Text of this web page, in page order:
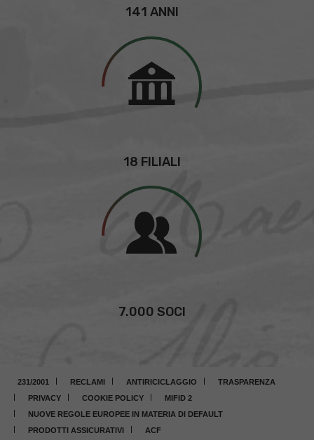
141 ANNI
18 FILIALI
7.000 SOCI
231/2001 RECLAMI ANTIRICICLAGGIO
TRASPARENZA
PRIVACY
COOKIE POLICY
MIFID 2
NUOVE REGOLE EUROPEE IN MATERIA DI DEFAULT
PRODOTTI ASSICURATIVI
ACF